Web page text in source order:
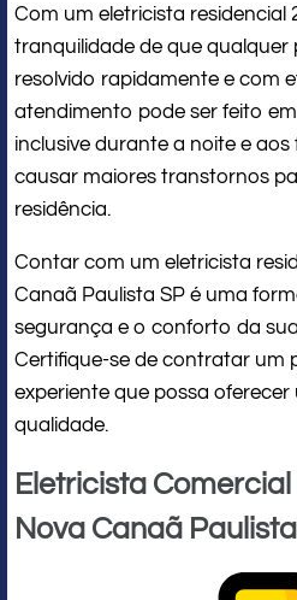
Com um eletricista residencial
tranquilidade de que qualquer
resolvido rapidamente e com
atendimento pode ser feito
inclusive durante a noite e aos
causar maiores transtornos
residência.
Contar com um eletricista
Canaã Paulista SP é uma
segurança e o conforto da
Certifique-se de contratar um
experiente que possa
qualidade.
Eletricista
Nova Canaã